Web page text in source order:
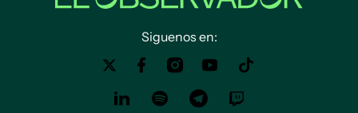
Siguenos en: